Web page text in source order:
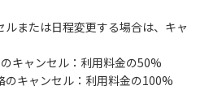
等）や他人に嫌悪感を与えるよう
る焚き火、BBQ、キャンプファ
または日程変更する場合は、キャ
キャンセル：利用料金の50%
のキャンセル：利用料金の100%